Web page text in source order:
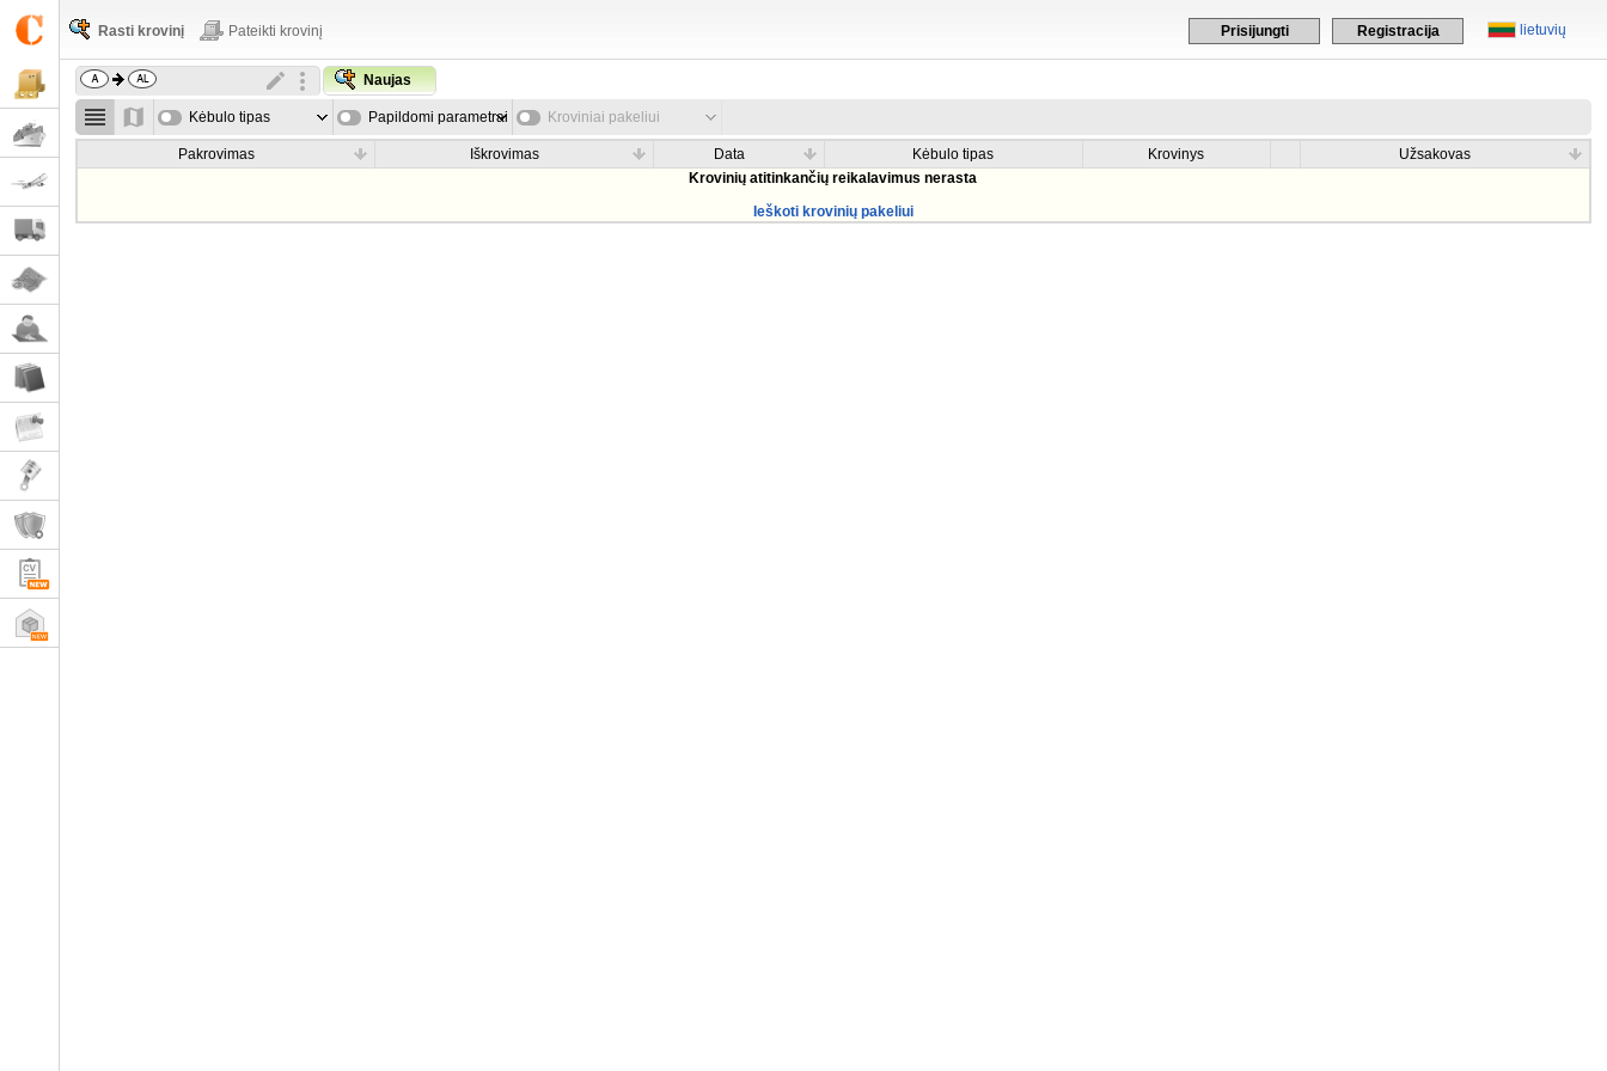
lietuvių
Prisijungti Registracija
Rasti krovinį Pateikti krovinį
Naujas
Kėbulo tipas Papildomi parametrai Kroviniai pakeliui
Pakrovimas Iškrovimas Data Kėbulo tipas Krovinys
Užsakovas
Krovinių atitinkančių reikalavimus nerasta
Ieškoti krovinių pakeliui